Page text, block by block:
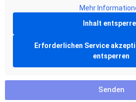
Mehr
Inhalt
Erforderlichen Service
entsperren
Senden